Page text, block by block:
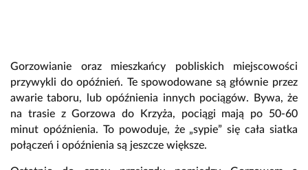
Gorzowianie oraz mieszkańcy pobliskich miejscowości
przywykli do opóźnień. Te spowodowane są głównie przez
awarie taboru, lub opóźnienia innych pociągów. Bywa, że
na trasie z Gorzowa do Krzyża, pociągi mają po 50-60
minut opóźnienia. To powoduje, że „sypie” się cała siatka
połączeń i opóźnienia są jeszcze większe.